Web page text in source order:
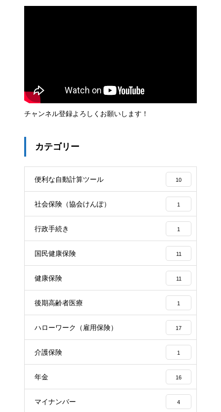
チャンネル登録よろしくお願いします！
カテゴリー
便利な自動計算ツール 10
社会保険（協会けんぽ） 1
行政手続き 1
国民健康保険 11
健康保険 11
後期高齢者医療 1
ハローワーク（雇用保険） 17
介護保険 1
年金 16
マイナンバー 4